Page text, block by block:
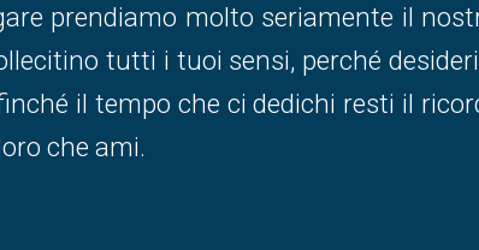
prendiamo molto seriamente il
tutti i tuoi sensi, perché
il tempo che ci dedichi resti il
che ami.